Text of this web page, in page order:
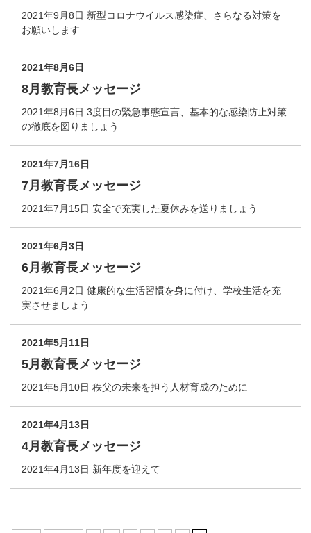
2021年9月8日 新型コロナウイルス感染症、さらなる対策を
お願いします
2021年8月6日
8月教育長メッセージ
2021年8月6日 3度目の緊急事態宣言、基本的な感染防止対策
の徹底を図りましょう
2021年7月16日
7月教育長メッセージ
2021年7月15日 安全で充実した夏休みを送りましょう
2021年6月3日
6月教育長メッセージ
2021年6月2日 健康的な生活習慣を身に付け、学校生活を充
実させましょう
2021年5月11日
5月教育長メッセージ
2021年5月10日 秩父の未来を担う人材育成のために
2021年4月13日
4月教育長メッセージ
2021年4月13日 新年度を迎えて